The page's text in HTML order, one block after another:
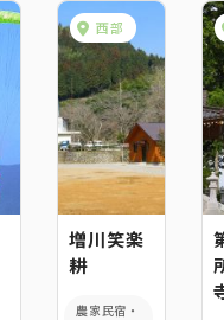
西部
増川笑楽
耕
農家民宿・